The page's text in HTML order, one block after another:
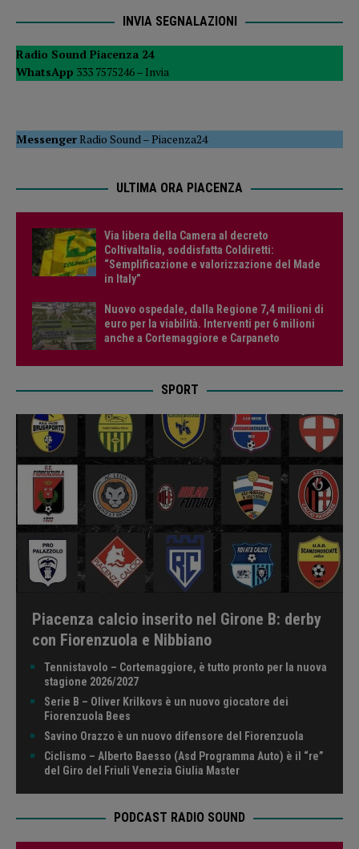
INVIA SEGNALAZIONI
Radio Sound Piacenza 24
WhatsApp 333 7575246 – Invia
MessengerRadio Sound –Piacenza24
ULTIMA ORA PIACENZA
Via libera della Camera al decreto
ColtivaItalia, soddisfatta Coldiretti:
“Semplificazione e valorizzazione del Made
in Italy”
Nuovo ospedale, dalla Regione 7,4 milioni di
euro per la viabilità. Interventi per 6 milioni
anche a Cortemaggiore e Carpaneto
SPORT
Piacenza calcio inserito nel Girone B: derby
con Fiorenzuola e Nibbiano
Tennistavolo – Cortemaggiore, è tutto pronto per la nuova
stagione 2026/2027
Serie B – Oliver Krilkovs è un nuovo giocatore dei
Fiorenzuola Bees
Savino Orazzo è un nuovo difensore del Fiorenzuola
Ciclismo – Alberto Baesso (Asd Programma Auto) è il “re”
del Giro del Friuli Venezia Giulia Master
PODCAST RADIO SOUND